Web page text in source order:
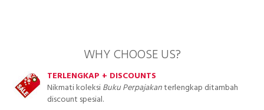
WHY CHOOSE US?
TERLENGKAP + DISCOUNTS
Nikmati koleksiBuku Perpajakanterlengkap ditambah
discount spesial.